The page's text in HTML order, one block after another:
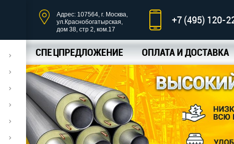
Адрес: 107564, г. Москва,
ул.Краснобогатырская,
дом 38, стр 2, ком.17
+7 (495) 120-
СПЕЦПРЕДЛОЖЕНИЕ ОПЛАТА И ДОСТАВКА